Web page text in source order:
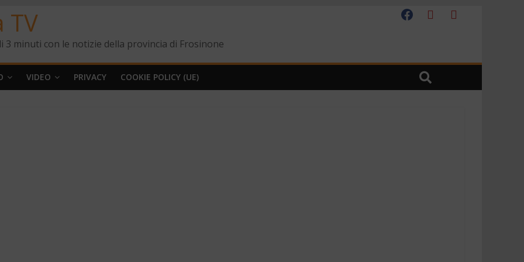
TV
minuti con le notizie della provincia di Frosinone
VIDEO PRIVACY COOKIE POLICY (UE)